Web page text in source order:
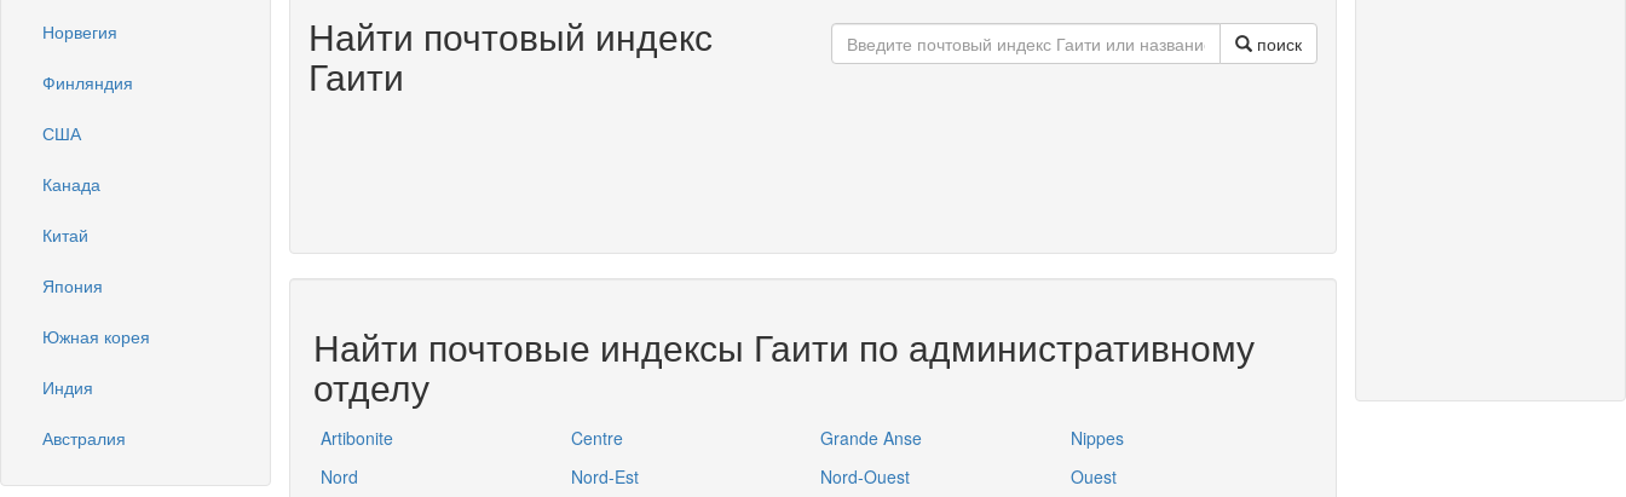
Норвегия
Финляндия
США
Канада
Китай
Япония
Южная корея
Индия
Австралия
Найти почтовый индекс
Гаити
поиск
Найти почтовые индексы Гаити по административному
отделу
Artibonite Centre Grande Anse
Nippes
Nord
Nord-Est Nord-Ouest
Ouest